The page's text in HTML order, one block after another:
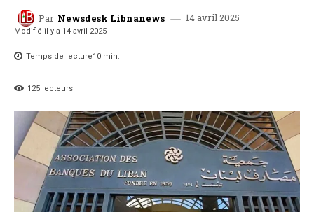
Par Newsdesk Libnanews 14 avril 2025
Modifié il y a 14 avril 2025
Temps de lecture10 min.
125 lecteurs